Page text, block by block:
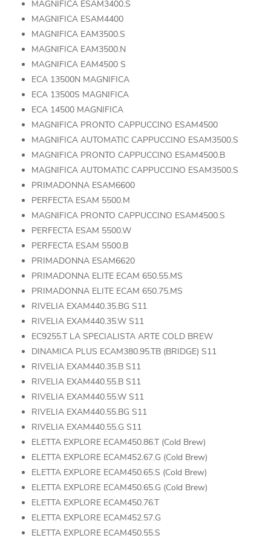
MAGNIFICA ESAM3400.S
MAGNIFICA ESAM4400
MAGNIFICA EAM3500.S
MAGNIFICA EAM3500.N
MAGNIFICA EAM4500 S
ECA 13500N MAGNIFICA
ECA 13500S MAGNIFICA
ECA 14500 MAGNIFICA
MAGNIFICA PRONTO CAPPUCCINO ESAM4500
MAGNIFICA AUTOMATIC CAPPUCCINO ESAM3500.S
MAGNIFICA PRONTO CAPPUCCINO ESAM4500.B
MAGNIFICA AUTOMATIC CAPPUCCINO ESAM3500.S
PRIMADONNA ESAM6600
PERFECTA ESAM 5500.M
MAGNIFICA PRONTO CAPPUCCINO ESAM4500.S
PERFECTA ESAM 5500.W
PERFECTA ESAM 5500.B
PRIMADONNA ESAM6620
PRIMADONNA ELITE ECAM 650.55.MS
PRIMADONNA ELITE ECAM 650.75.MS
RIVELIA EXAM440.35.BG S11
RIVELIA EXAM440.35.W S11
EC9255.T LA SPECIALISTA ARTE COLD BREW
DINAMICA PLUS ECAM380.95.TB (BRIDGE) S11
RIVELIA EXAM440.35.B S11
RIVELIA EXAM440.55.B S11
RIVELIA EXAM440.55.W S11
RIVELIA EXAM440.55.BG S11
RIVELIA EXAM440.55.G S11
ELETTA EXPLORE ECAM450.86.T (Cold Brew)
ELETTA EXPLORE ECAM452.67.G (Cold Brew)
ELETTA EXPLORE ECAM450.65.S (Cold Brew)
ELETTA EXPLORE ECAM450.65.G (Cold Brew)
ELETTA EXPLORE ECAM450.76.T
ELETTA EXPLORE ECAM452.57.G
ELETTA EXPLORE ECAM450.55.S